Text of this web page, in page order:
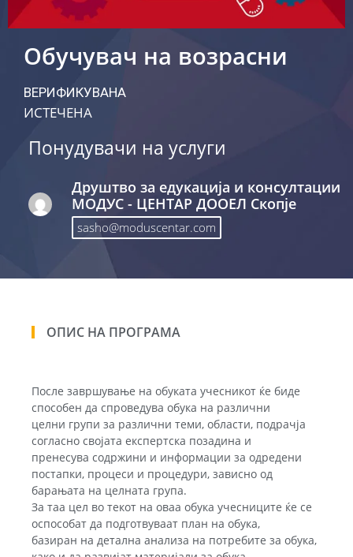
Обучувач на возрасни
ВЕРИФИКУВАНА
ИСТЕЧЕНА
Понудувачи на услуги
Друштво за едукација и консултации
МОДУС - ЦЕНТАР ДООЕЛ Скопје
sasho@moduscentar.com
ОПИС НА ПРОГРАМА
После завршување на обуката учесникот ќе биде
способен да спроведува обука на различни
целни групи за различни теми, области, подрачја
согласно својата експертска позадина и
пренесува содржини и информации за одредени
постапки, процеси и процедури, зависно од
барањата на целната група.
За таа цел во текот на оваа обука учесниците ќе се
оспособат да подготвуваат план на обука,
базиран на детална анализа на потребите за обука,